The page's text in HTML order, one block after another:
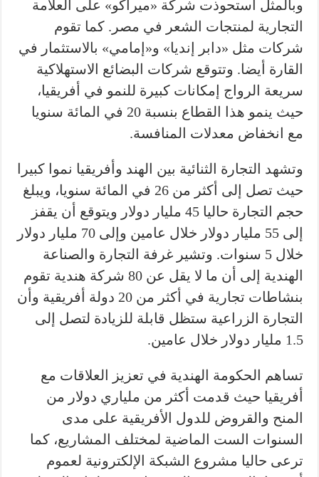
وبالمثل استحوذت شركة «ميراكو» على العلامة
التجارية لمنتجات الشعر في مصر. كما تقوم
شركات مثل «دابر إنديا» و«إمامي» بالاستثمار في
القارة أيضا. وتتوقع شركات البضائع الاستهلاكية
سريعة الرواج إمكانات كبيرة للنمو في أفريقيا،
حيث ينمو هذا القطاع بنسبة 20 في المائة سنويا
مع انخفاض معدلات المنافسة.
وتشهد التجارة الثنائية بين الهند وأفريقيا نموا كبيرا
حيث تصل إلى أكثر من 26 في المائة سنويا، ويبلغ
حجم التجارة حاليا 45 مليار دولار ويتوقع أن يقفز
إلى 55 مليار دولار خلال عامين وإلى 70 مليار دولار
خلال 5 سنوات. وتشير غرفة التجارة والصناعة
الهندية إلى أن ما لا يقل عن 80 شركة هندية تقوم
بنشاطات تجارية في أكثر من 20 دولة أفريقية وأن
التجارة الزراعية ستظل قابلة للزيادة لتصل إلى
1.5 مليار دولار خلال عامين.
تساهم الحكومة الهندية في تعزيز العلاقات مع
أفريقيا حيث قدمت أكثر من ملياري دولار من
المنح والقروض للدول الأفريقية على مدى
السنوات الست الماضية لمختلف المشاريع، كما
ترعى حاليا مشروع الشبكة الإلكترونية لعموم